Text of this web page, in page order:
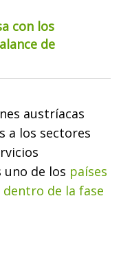
con los
de
austríacas
a los sectores
de los países
de la fase